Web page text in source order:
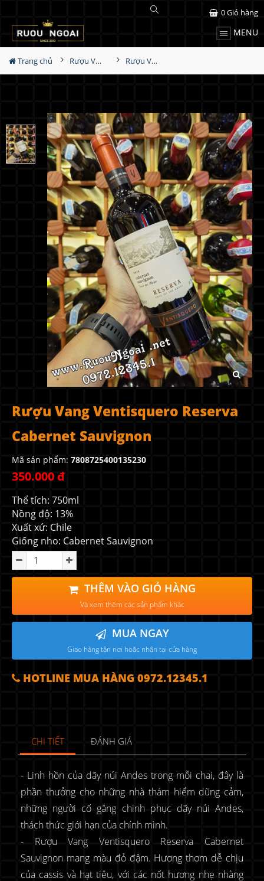
MENU
0Giỏ hàng
Trang chủ Rượu Vang Rượu Vang Ventisquero Reserva Cabernet Sauvignon
Rượu Vang Ventisquero Reserva
Cabernet Sauvignon
Mã sản phẩm: 7808725400135230
350.000 đ
Thể tích: 750ml
Nồng độ: 13%
Xuất xứ: Chile
Giống nho: Cabernet Sauvignon
THÊM VÀO GIỎ HÀNG
Và xem thêm các sản phẩm khác
MUA NGAY
Giao hàng tận nơi hoặc nhận tại cửa hàng
HOTLINE MUA HÀNG 0972.12345.1
CHI TIẾT ĐÁNH GIÁ
- Linh hồn của dãy núi Andes trong mỗi chai, đây là
phần thưởng cho những nhà thám hiểm dũng cảm,
những người cố gắng chinh phục dãy núi Andes,
thách thức giới hạn của chính mình.
- Rượu Vang Ventisquero Reserva Cabernet
Sauvignon mang màu đỏ đậm. Hương thơm dễ chịu
của cassis và hạt tiêu, với các nốt hương nhẹ nhàng